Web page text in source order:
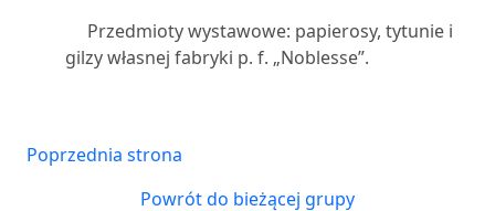
Przedmioty wystawowe: papierosy, tytunie i
gilzy własnej fabryki p. f. „Noblesse”.
Poprzednia strona
Powrót do bieżącej grupy